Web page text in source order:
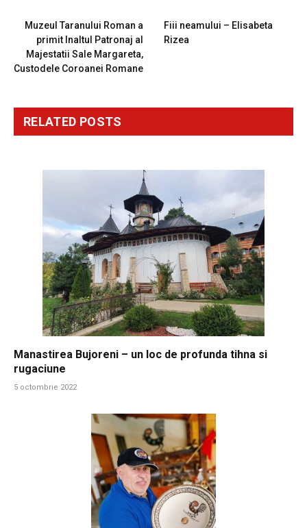
Muzeul Taranului Roman a
primit Inaltul Patronaj al
Majestatii Sale Margareta,
Custodele Coroanei Romane
Fiii neamului – Elisabeta
Rizea
RELATED POSTS
Manastirea Bujoreni – un loc de profunda tihna si
rugaciune
5 octombrie 2022